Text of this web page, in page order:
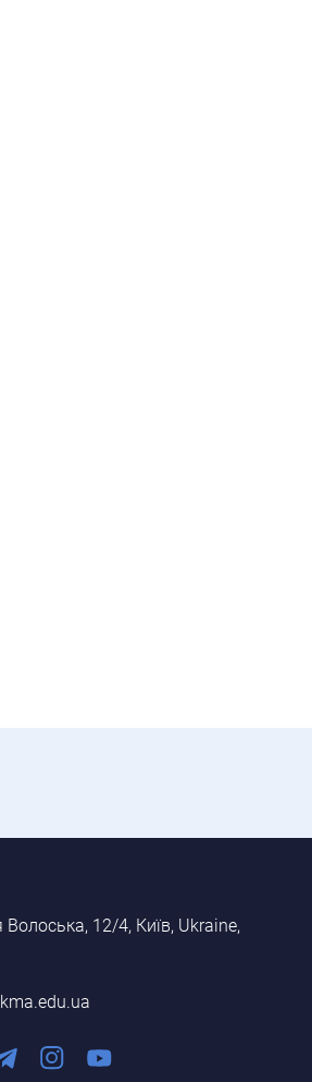
Волоська, 12/4, Київ, Ukraine,